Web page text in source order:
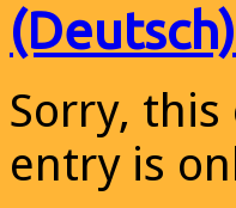
Sorry,
entry is